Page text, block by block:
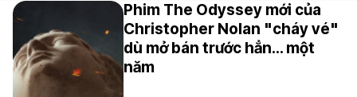
Phim The Odyssey mới của
Christopher Nolan "cháy vé"
dù mở bán trước hẳn... một
năm